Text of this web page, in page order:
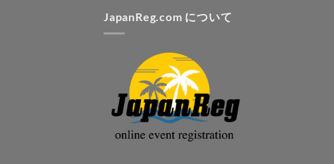
JapanReg.com について